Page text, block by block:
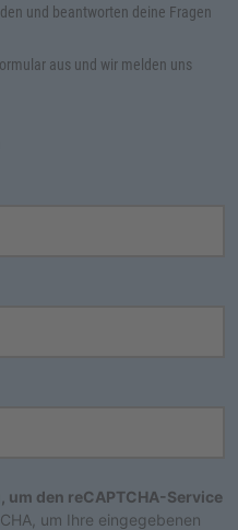
und beantworten deine Fragen
aus und wir melden uns
den reCAPTCHA-Service
um Ihre eingegebenen